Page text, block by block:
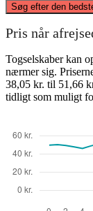
Søg efter den
Sofia
Pris når
Togselskaber kan
nærmer sig.
38,05 kr. til 51,66
tidligt som muligt